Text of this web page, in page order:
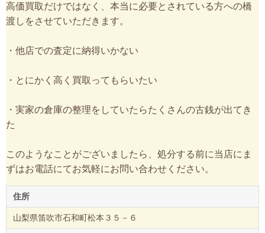
高価買取だけではなく、本当に必要とされている方への橋
渡しをさせていただきます。
・他店での査定に納得いかない
・とにかく高く買取ってもらいたい
・実家の倉庫の整理をしていたらたくさんの古銭が出てき
た
このようなことがございましたら、処分する前に当店にま
ずはお電話にてお気軽にお問い合わせください。
住所
山梨県笛吹市石和町松本３５－６